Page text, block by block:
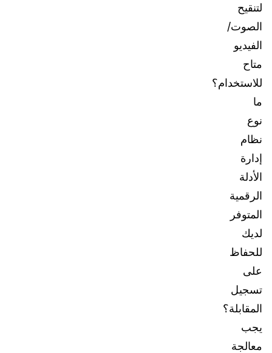
لتنقيح
الصوت/
الفيديو
متاح
للاستخدام؟
ما
نوع
نظام
إدارة
الأدلة
الرقمية
المتوفر
لديك
للحفاظ
على
تسجيل
المقابلة؟
يجب
معالجة